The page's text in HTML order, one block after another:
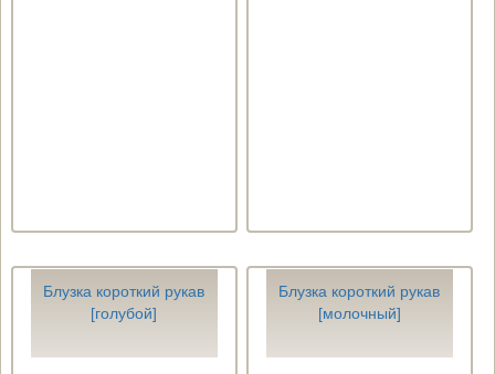
Блузка короткий рукав
[голубой]
Блузка короткий рукав
[молочный]